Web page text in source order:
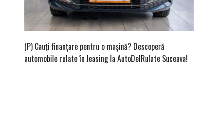
(P) Cauți finanțare pentru o mașină? Descoperă
automobile rulate în leasing la AutoDelRulate Suceava!